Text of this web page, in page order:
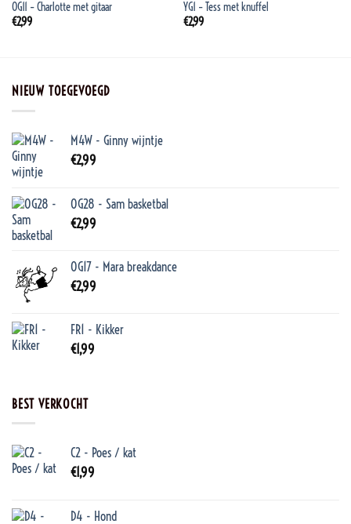
OG11 – Charlotte met gitaar
€2,99
YG1 – Tess met knuffel
€2,99
NIEUW TOEGEVOEGD
M4W - Ginny wijntje
€2,99
OG28 - Sam basketbal
€2,99
OG17 - Mara breakdance
€2,99
FR1 - Kikker
€1,99
BEST VERKOCHT
C2 - Poes / kat
€1,99
D4 - Hond